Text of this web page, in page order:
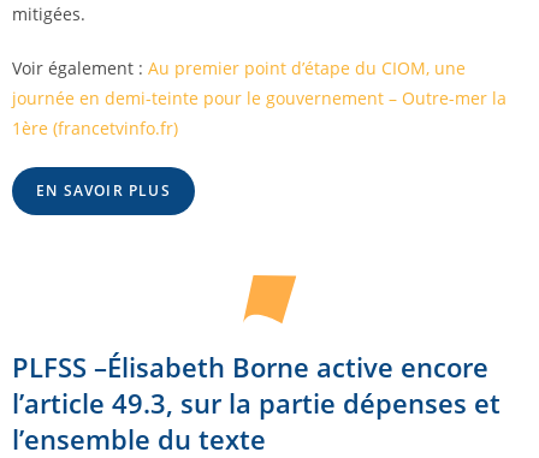
mitigées.
Voir également : Au premier point d’étape du CIOM, une
journée en demi-teinte pour le gouvernement – Outre-mer la
1ère (francetvinfo.fr)
EN SAVOIR PLUS
PLFSS –Élisabeth Borne active encore
l’article 49.3, sur la partie dépenses et
l’ensemble du texte